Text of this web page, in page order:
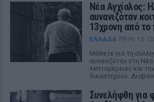
Νέα Αγχίαλος:
αυνανιζόταν
13χρονη από το
ΕΛΛΆΔΑ ΠΡΙΝ 10
Μάθετε για τη
αυνανιζόταν στη
λεπτομέρειες και
δικαστηρίου.
Συνελήφθη για